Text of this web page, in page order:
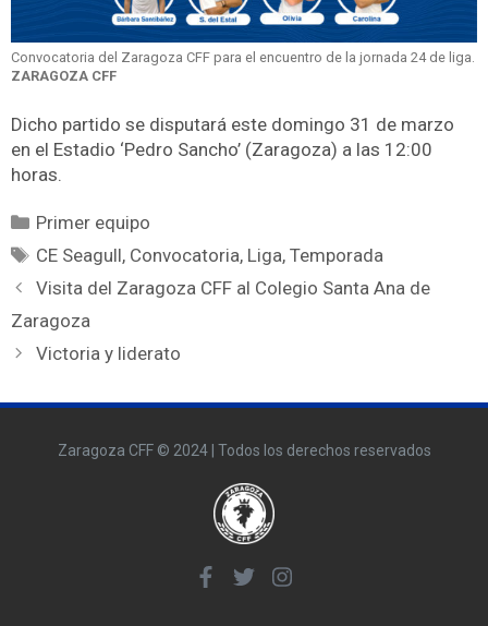
Convocatoria del Zaragoza CFF para el encuentro de la jornada 24 de liga.
ZARAGOZA CFF
Dicho partido se disputará este domingo 31 de marzo
en el Estadio ‘Pedro Sancho’ (Zaragoza) a las 12:00
horas.
Primer equipo
CE Seagull, Convocatoria, Liga,Temporada
Visita del Zaragoza CFF al Colegio Santa Ana de
Zaragoza
Victoria y liderato
Zaragoza CFF © 2024 | Todos los derechos reservados